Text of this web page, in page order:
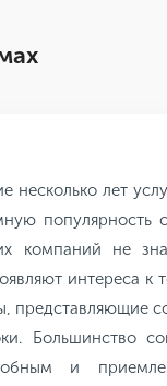
несколько лет
популярность
компаний не
интереса к
представляющие
Большинство
и